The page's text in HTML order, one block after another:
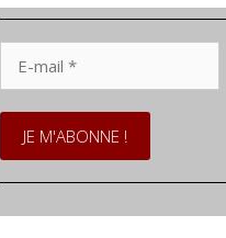
mail
*